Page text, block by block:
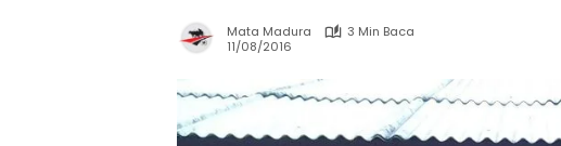
Mata Madura
3 Min Baca
11/08/2016